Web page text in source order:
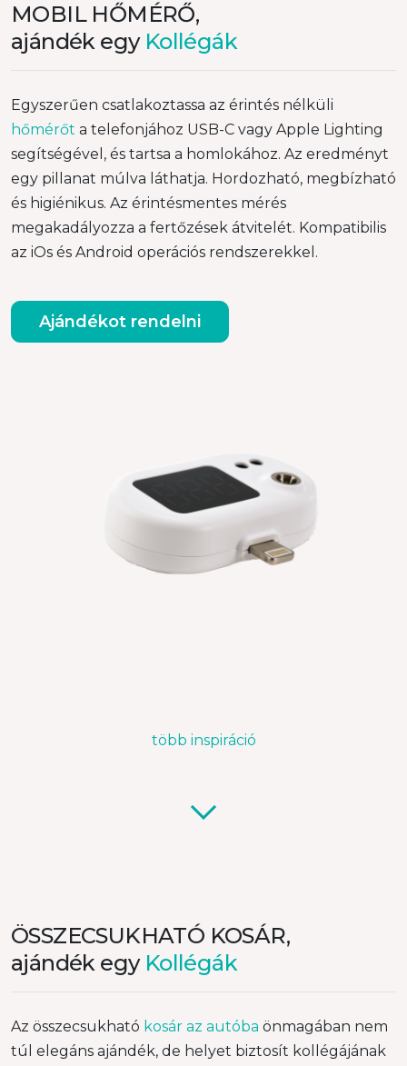
MOBIL HŐMÉRŐ,
ajándék egy Kollégák
Egyszerűen csatlakoztassa az érintés nélküli
hőmérőt a telefonjához USB-C vagy Apple Lighting
segítségével, és tartsa a homlokához. Az eredményt
egy pillanat múlva láthatja. Hordozható, megbízható
és higiénikus. Az érintésmentes mérés
megakadályozza a fertőzések átvitelét. Kompatibilis
az iOs és Android operációs rendszerekkel.
Ajándékot rendelni
több inspiráció
ÖSSZECSUKHATÓ KOSÁR,
ajándék egy Kollégák
Az összecsukható kosár az autóba önmagában nem
túl elegáns ajándék, de helyet biztosít kollégájának